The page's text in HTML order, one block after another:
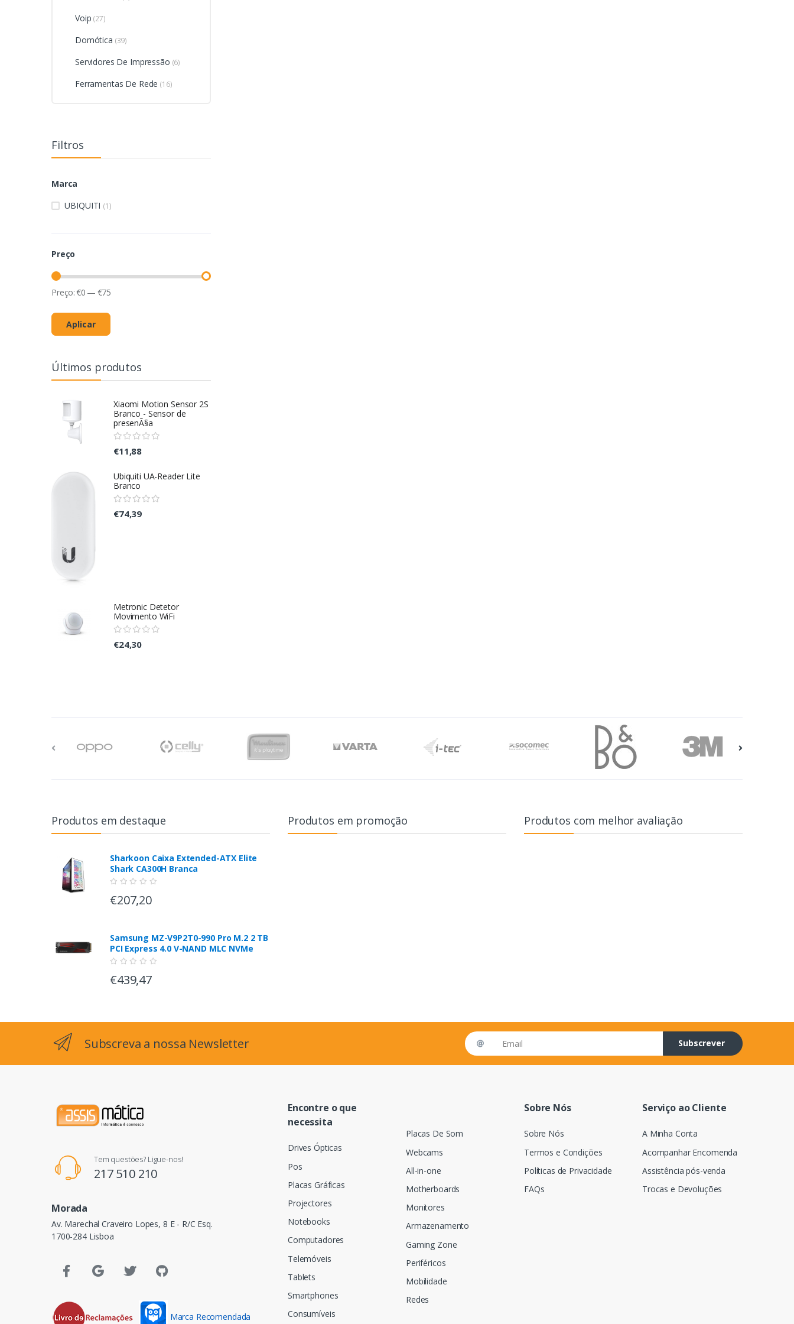
Voip (27)
Domótica (39)
Servidores De Impressão (6)
Ferramentas De Rede (16)
Filtros
Marca
UBIQUITI (1)
Preço
Preço:€0 — €75
Aplicar
Últimos produtos
Xiaomi Motion Sensor 2S
Branco - Sensor de
presenÃ§a
€11,88
Ubiquiti UA-Reader Lite
Branco
€74,39
Metronic Detetor
Movimento WiFi
€24,30
Produtos em destaque
Sharkoon Caixa Extended-ATX Elite
Shark CA300H Branca
€207,20
Samsung MZ-V9P2T0-990 Pro M.2 2 TB
PCI Express 4.0 V-NAND MLC NVMe
€439,47
Produtos em promoção Produtos com melhor avaliação
Subscreva a nossa Newsletter Email address
Subscrever
Tem questões? Ligue-nos!
217 510 210
Morada
Av. Marechal Craveiro Lopes, 8 E - R/C Esq.
1700-284 Lisboa
Marca Recomendada
Encontre o que
necessita
Drives Ópticas
Pos
Placas Gráficas
Projectores
Notebooks
Computadores
Telemóveis
Tablets
Smartphones
Consumíveis
Placas De Som
Webcams
All-in-one
Motherboards
Monitores
Armazenamento
Gaming Zone
Periféricos
Mobilidade
Redes
Sobre Nós
Sobre Nós
Termos e Condições
Políticas de Privacidade
FAQs
Serviço ao Cliente
A Minha Conta
Acompanhar Encomenda
Assistência pós-venda
Trocas e Devoluções